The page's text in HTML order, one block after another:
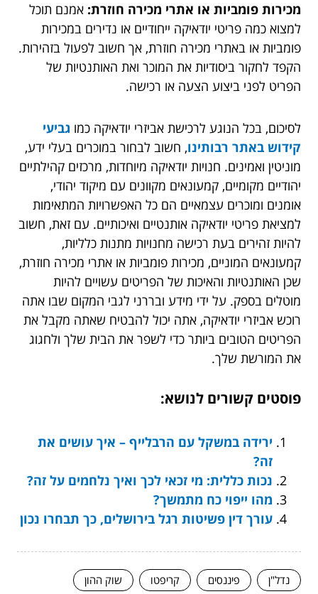
מכירות פומביות או אתרי מכירה חוזרת: אמנם תוכל
למצוא כמה פריטי יודאיקה ייחודיים או נדירים במכירות
פומביות או באתרי מכירה חוזרת, אך חשוב לפעול בזהירות.
הקפד לחקור ביסודיות את המוכר ואת האותנטיות של
הפריט לפני ביצוע הצעה או רכישה.
לסיכום, בכל הנוגע לרכישת אביזרי יודאיקה כמו גביעי
קידוש באתר רבותינו, חשוב לבחור במוכרים בעלי ידע,
מוניטין ואמינים. חנויות יודאיקה מיוחדות, מרכזים קהילתיים
יהודיים מקומיים, קמעונאים מקוונים עם מיקוד יהודי,
אומנים ומוכרים עצמאיים הם כל האפשרויות המתאימות
למציאת פריטי יודאיקה אותנטיים ואיכותיים. עם זאת, חשוב
להיות זהירים בעת רכישה מחנויות מתנות כלליות,
קמעונאים המוניים, מכירות פומביות או אתרי מכירה חוזרת,
שכן האותנטיות והאיכות של הפריטים עשויים להיות
מוטלים בספק. על ידי מידע ובררני לגבי המקום שבו אתה
רוכש אביזרי יודאיקה, אתה יכול להבטיח שאתה מקבל את
הפריטים הטובים ביותר כדי לשפר את הבית שלך ולחגוג
את המורשת שלך.
פוסטים קשורים לנושא:
ירידה במשקל עם הרבלייף – איך עושים את
זה?
נכות כללית: מי זכאי לכך ואיך נלחמים על זה?
מהו ייפוי כח מתמשך?
עורך דין פשיטות רגל בירושלים, כך תבחרו נכון
נדל"ן פיננסים קריפטו שוק ההון